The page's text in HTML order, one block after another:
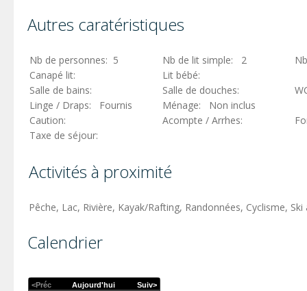
Autres caratéristiques
Nb de personnes: 5 Nb de lit simple: 2
Canapé lit:
Lit bébé:
Salle de bains:
Salle de douches:
Linge / Draps: Fournis
Ménage: Non inclus
Caution:
Acompte / Arrhes:
Taxe de séjour:
Activités à proximité
Pêche, Lac, Rivière, Kayak/Rafting, Randonnées, Cyclisme,
Calendrier
<Préc Aujourd'hui Suiv>